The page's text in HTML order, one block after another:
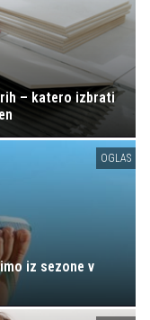
– katero izbrati
OGLAS
iz sezone v